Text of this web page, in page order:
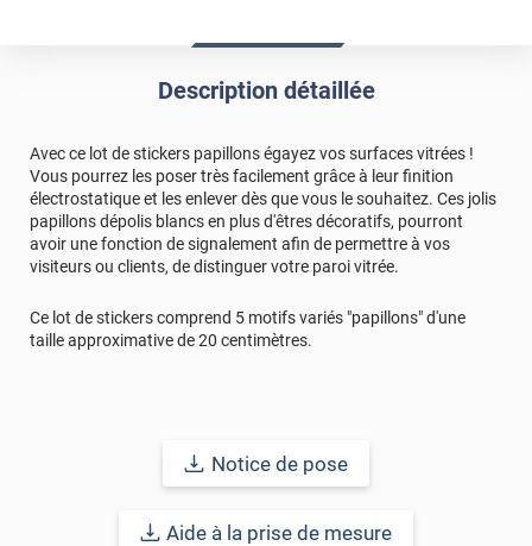
Description détaillée
Avec ce lot de stickers papillons égayez vos surfaces vitrées !
Vous pourrez les poser très facilement grâce à leur finition
électrostatique et les enlever dès que vous le souhaitez. Ces jolis
papillons dépolis blancs en plus d'êtres décoratifs, pourront
avoir une fonction de signalement afin de permettre à vos
visiteurs ou clients, de distinguer votre paroi vitrée.
Ce lot de stickers comprend 5 motifs variés "papillons" d'une
taille approximative de 20 centimètres.
Notice de pose
Aide à la prise de mesure